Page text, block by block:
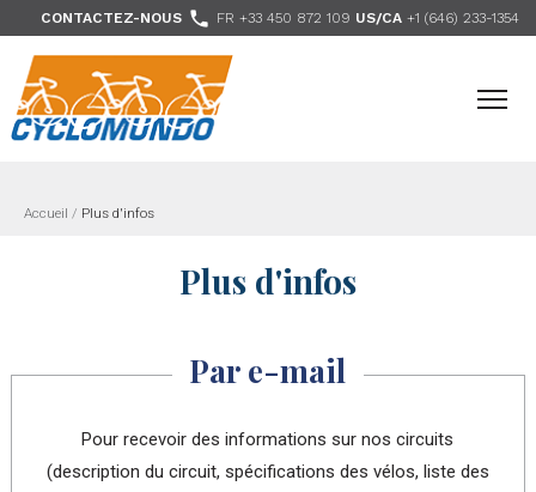
CONTACTEZ-NOUS  FR +33 450 872 109 US/CA +1 (646) 233-1354
Accueil / Plus d'infos
Plus d'infos
Par e-mail
Pour recevoir des informations sur nos circuits
(description du circuit, spécifications des vélos, liste des